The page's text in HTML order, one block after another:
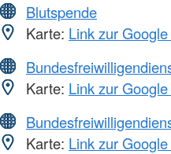
Blutspende
Karte: Link zur
Karte: Link zur
Karte: Link zur